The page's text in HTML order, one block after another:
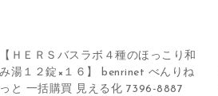
【ＨＥＲＳバスラボ４種のほっこり和
み湯１２錠×１６】 benrinet べんりね
っと 一括購買 見える化 7396-8887